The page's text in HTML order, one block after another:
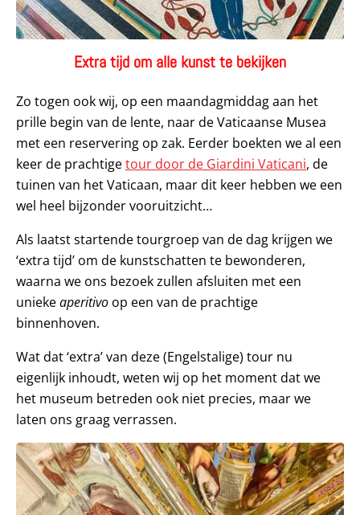
Extra tijd om alle kunst te bekijken
Zo togen ook wij, op een maandagmiddag aan het
prille begin van de lente, naar de Vaticaanse Musea
met een reservering op zak. Eerder boekten we al een
keer de prachtigetour door de Giardini Vaticani, de
tuinen van het Vaticaan, maar dit keer hebben we een
wel heel bijzonder vooruitzicht…
Als laatst startende tourgroep van de dag krijgen we
‘extra tijd’ om de kunstschatten te bewonderen,
waarna we ons bezoek zullen afsluiten met een
uniekeaperitivo op een van de prachtige
binnenhoven.
Wat dat ‘extra’ van deze (Engelstalige) tour nu
eigenlijk inhoudt, weten wij op het moment dat we
het museum betreden ook niet precies, maar we
laten ons graag verrassen.